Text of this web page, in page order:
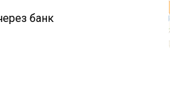
банк